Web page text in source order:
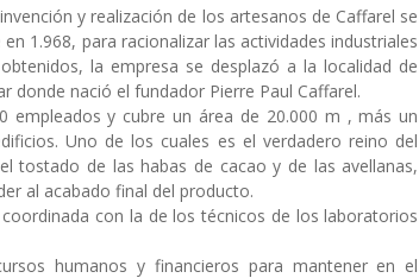
y realización de los artesanos de Caffarel se
1.968, para racionalizar las actividades industriales
la empresa se desplazó a la localidad de
donde nació el fundador Pierre Paul Caffarel.
empleados y cubre un área de 20.000 m , más un
Uno de los cuales es el verdadero reino del
tostado de las habas de cacao y de las avellanas,
al acabado final del producto.
con la de los técnicos de los laboratorios
humanos y financieros para mantener en el